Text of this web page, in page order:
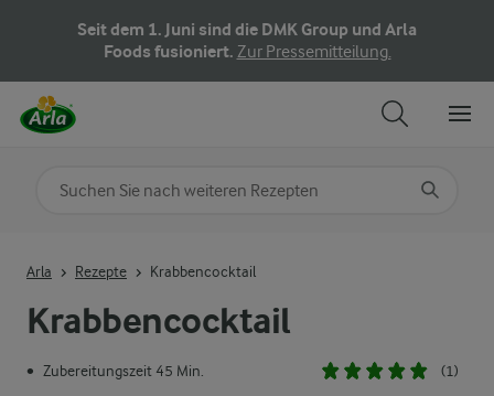
Seit dem 1. Juni sind die DMK Group und Arla
Foods fusioniert. Zur Pressemitteilung.
Krabbencocktail
• Zubereitungszeit 45 Min. (1)
Arla Rezepte Krabbencocktail
Nach Kategorie suchen